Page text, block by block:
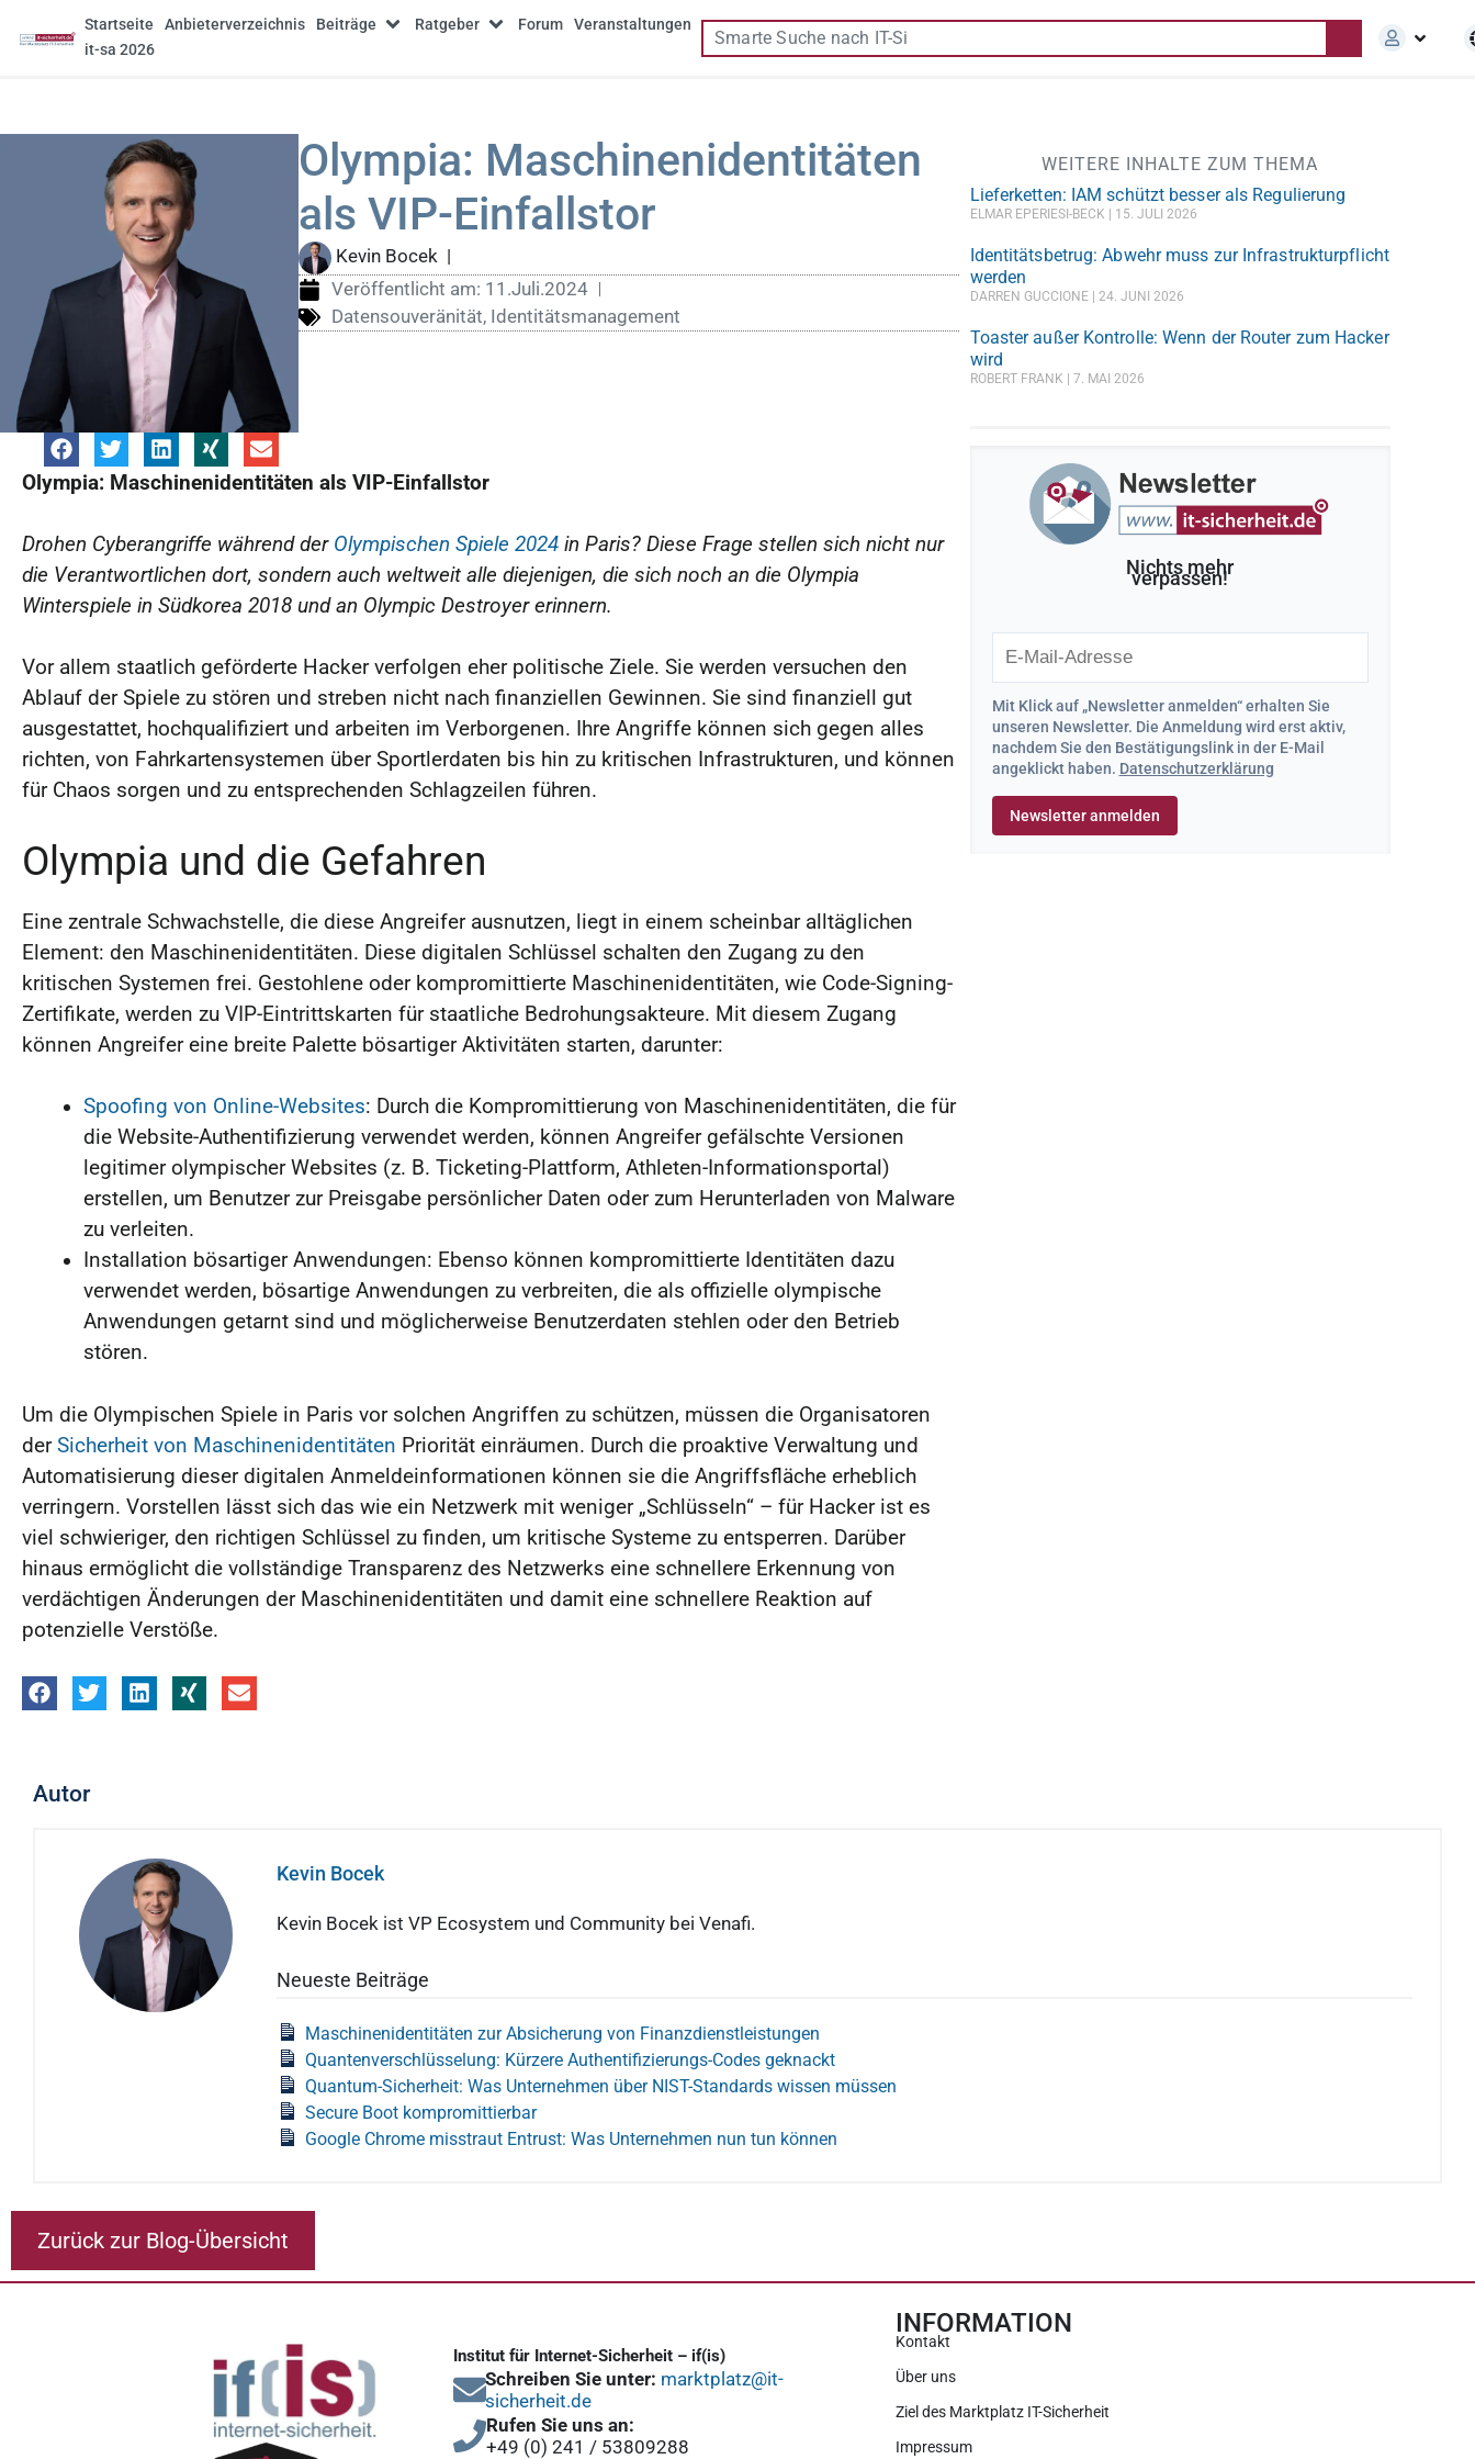
Startseite Anbieterverzeichnis Beiträge Ratgeber Forum
Veranstaltungen
it-sa 2026
Olympia: Maschinenidentitäten
als VIP-Einfallstor
Kevin Bocek|
Veröffentlicht am: 11.Juli.2024
Datensouveränität, Identitätsmanagement
Olympia: Maschinenidentitäten als VIP-Einfallstor
Drohen Cyberangriffe während der Olympischen Spiele 2024 in Paris? Diese Frage stellen sich nicht nur
die Verantwortlichen dort, sondern auch weltweit alle diejenigen, die sich noch an die Olympia
Winterspiele in Südkorea 2018 und an Olympic Destroyer erinnern.
Vor allem staatlich geförderte Hacker verfolgen eher politische Ziele. Sie werden versuchen den
Ablauf der Spiele zu stören und streben nicht nach finanziellen Gewinnen. Sie sind finanziell gut
ausgestattet, hochqualifiziert und arbeiten im Verborgenen. Ihre Angriffe können sich gegen alles
richten, von Fahrkartensystemen über Sportlerdaten bis hin zu kritischen Infrastrukturen, und können
für Chaos sorgen und zu entsprechenden Schlagzeilen führen.
Olympia und die Gefahren
Eine zentrale Schwachstelle, die diese Angreifer ausnutzen, liegt in einem scheinbar alltäglichen
Element: den Maschinenidentitäten. Diese digitalen Schlüssel schalten den Zugang zu den
kritischen Systemen frei. Gestohlene oder kompromittierte Maschinenidentitäten, wie Code-Signing-
Zertifikate, werden zu VIP-Eintrittskarten für staatliche Bedrohungsakteure. Mit diesem Zugang
können Angreifer eine breite Palette bösartiger Aktivitäten starten, darunter:
Spoofing von Online-Websites: Durch die Kompromittierung von Maschinenidentitäten, die für
die Website-Authentifizierung verwendet werden, können Angreifer gefälschte Versionen
legitimer olympischer Websites (z. B. Ticketing-Plattform, Athleten-Informationsportal)
erstellen, um Benutzer zur Preisgabe persönlicher Daten oder zum Herunterladen von Malware
zu verleiten.
Installation bösartiger Anwendungen: Ebenso können kompromittierte Identitäten dazu
verwendet werden, bösartige Anwendungen zu verbreiten, die als offizielle olympische
Anwendungen getarnt sind und möglicherweise Benutzerdaten stehlen oder den Betrieb
stören.
Um die Olympischen Spiele in Paris vor solchen Angriffen zu schützen, müssen die Organisatoren
derSicherheit von Maschinenidentitäten Priorität einräumen. Durch die proaktive Verwaltung und
Automatisierung dieser digitalen Anmeldeinformationen können sie die Angriffsfläche erheblich
verringern. Vorstellen lässt sich das wie ein Netzwerk mit weniger „Schlüsseln“ – für Hacker ist es
viel schwieriger, den richtigen Schlüssel zu finden, um kritische Systeme zu entsperren. Darüber
hinaus ermöglicht die vollständige Transparenz des Netzwerks eine schnellere Erkennung von
verdächtigen Änderungen der Maschinenidentitäten und damit eine schnellere Reaktion auf
potenzielle Verstöße.
WEITERE INHALTE ZUM THEMA
Lieferketten: IAM schützt besser als Regulierung
ELMAR EPERIESI-BECK 15. JULI 2026
Identitätsbetrug: Abwehr muss zur Infrastrukturpflicht
werden
DARREN GUCCIONE 24. JUNI 2026
Toaster außer Kontrolle: Wenn der Router zum Hacker
wird
ROBERT FRANK 7. MAI 2026
Nichts mehr
verpassen!
Mit Klick auf „Newsletter anmelden“ erhalten Sie
unseren Newsletter. Die Anmeldung wird erst aktiv,
nachdem Sie den Bestätigungslink in der E-Mail
angeklickt haben. Datenschutzerklärung
Autor
Kevin Bocek
Kevin Bocek ist VP Ecosystem und Community bei Venafi.
Neueste Beiträge
Maschinenidentitäten zur Absicherung von Finanzdienstleistungen
Quantenverschlüsselung: Kürzere Authentifizierungs-Codes geknackt
Quantum-Sicherheit: Was Unternehmen über NIST-Standards wissen müssen
Secure Boot kompromittierbar
Google Chrome misstraut Entrust: Was Unternehmen nun tun können
Zurück zur Blog-Übersicht
Institut für Internet-Sicherheit – if(is)
Schreiben Sie unter: marktplatz@it-
sicherheit.de
Rufen Sie uns an:
+49 (0) 241 / 53809288
INFORMATION
Kontakt
Über uns
Ziel des Marktplatz IT-Sicherheit
Impressum